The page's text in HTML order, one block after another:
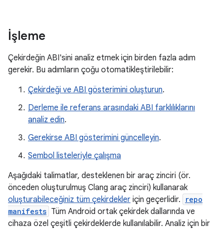
İşleme
Çekirdeğin ABI'sini analiz etmek için birden fazla adım
gerekir. Bu adımların çoğu otomatikleştirilebilir:
Çekirdeği ve ABI gösterimini oluşturun.
Derleme ile referans arasındaki ABI farklılıklarını
analiz edin.
Gerekirse ABI gösterimini güncelleyin.
Sembol listeleriyle çalışma
Aşağıdaki talimatlar, desteklenen bir araç zinciri (ör.
önceden oluşturulmuş Clang araç zinciri) kullanarak
oluşturabileceğiniz tüm çekirdekler için geçerlidir.
repo
manifests Tüm Android ortak çekirdek dallarında ve
cihaza özel çeşitli çekirdeklerde kullanılabilir. Analiz için bir